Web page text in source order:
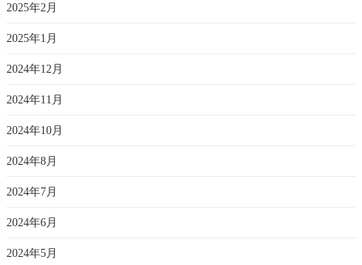
2025年2月
2025年1月
2024年12月
2024年11月
2024年10月
2024年8月
2024年7月
2024年6月
2024年5月